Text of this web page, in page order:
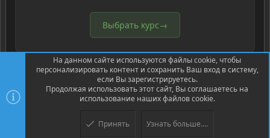
Выбрать курс→
Community platform by XenForo ® © 2010-2026 XenForo Ltd.
© Jason Axelrod of 8WAYRUN
На данном сайте используются файлы cookie, чтобы
персонализировать контент и сохранить Ваш вход в систему,
если Вы зарегистрируетесь.
Продолжая использовать этот сайт, Вы соглашаетесь на
использование наших файлов cookie.
Принять Узнать больше....